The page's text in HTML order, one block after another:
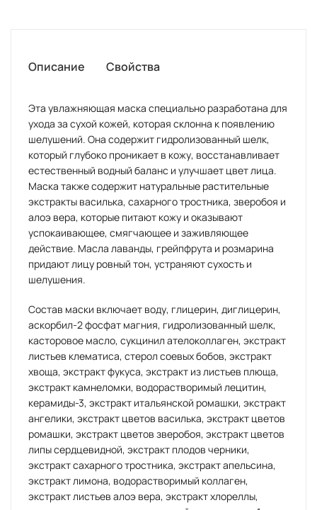
Описание Свойства
Эта увлажняющая маска специально разработана для
ухода за сухой кожей, которая склонна к появлению
шелушений. Она содержит гидролизованный шелк,
который глубоко проникает в кожу, восстанавливает
естественный водный баланс и улучшает цвет лица.
Маска также содержит натуральные растительные
экстракты василька, сахарного тростника, зверобоя и
алоэ вера, которые питают кожу и оказывают
успокаивающее, смягчающее и заживляющее
действие. Масла лаванды, грейпфрута и розмарина
придают лицу ровный тон, устраняют сухость и
шелушения.
Состав маски включает воду, глицерин, диглицерин,
аскорбил-2 фосфат магния, гидролизованный шелк,
касторовое масло, сукцинил ателоколлаген, экстракт
листьев клематиса, стерол соевых бобов, экстракт
хвоща, экстракт фукуса, экстракт из листьев плюща,
экстракт камнеломки, водорастворимый лецитин,
керамиды-3, экстракт итальянской ромашки, экстракт
ангелики, экстракт цветов василька, экстракт цветов
ромашки, экстракт цветов зверобоя, экстракт цветов
липы сердцевидной, экстракт плодов черники,
экстракт сахарного тростника, экстракт апельсина,
экстракт лимона, водорастворимый коллаген,
экстракт листьев алоэ вера, экстракт хлореллы,